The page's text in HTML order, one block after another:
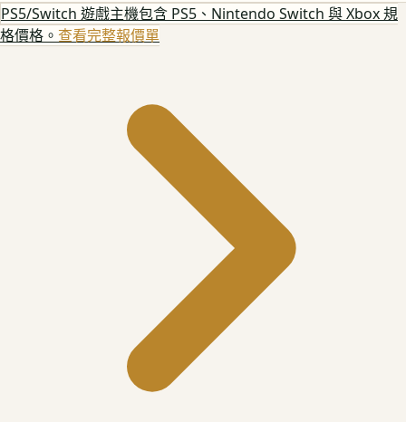
PS5/Switch 遊戲主機包含 PS5、Nintendo Switch 與 Xbox 規
格價格。 查看完整報價單